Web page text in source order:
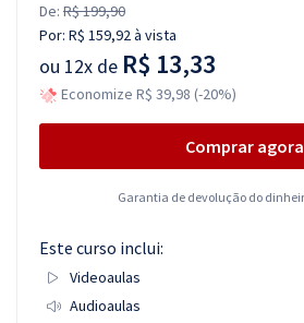
De: R$ 199,90
Por: R$ 159,92à vista
ou 12x de R$ 13,33
Economize R$ 39,98 (-20%)
Comprar agora
Garantia de devolução do
Este curso inclui:
Videoaulas
Audioaulas